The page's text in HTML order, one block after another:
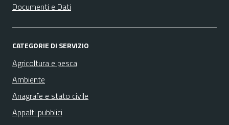
Documenti e Dati
CATEGORIE DI SERVIZIO
Agricoltura e pesca
Ambiente
Anagrafe e stato civile
Appalti pubblici